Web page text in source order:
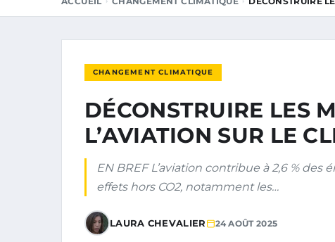
CHANGEMENT CLIMATIQUE
DÉCONSTRUIRE LES
L’AVIATION SUR LE
EN BREF L’aviation contribue à 2,6 % des
effets hors CO2, notamment les…
LAURA CHEVALIER 24 AOÛT 2025